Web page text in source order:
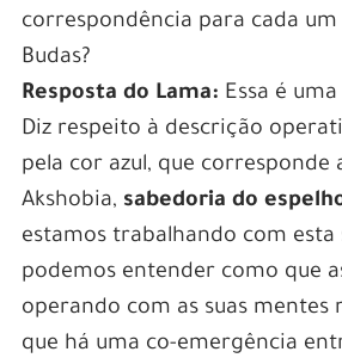
correspondência para cada um
Budas?
Resposta do Lama: Essa é
Diz respeito à descrição
pela cor azul, que corresponde
Akshobia, sabedoria do
estamos trabalhando com esta
podemos entender como que
operando com as suas mentes
que há uma co-emergência